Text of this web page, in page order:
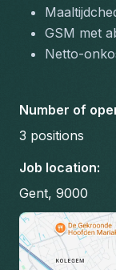
GSM met
Netto-
Number of
3 positions
Job location:
Gent, 9000